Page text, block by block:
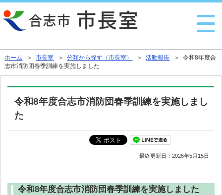
ホーム ＞市長室 ＞分類から探す（市長室） ＞活動報告 ＞ 令和8年度合
志市消防団春季訓練を実施しました
令和8年度合志市消防団春季訓練を実施しまし
た
最終更新日：2026年5月15日
令和8年度合志市消防団春季訓練を実施しました